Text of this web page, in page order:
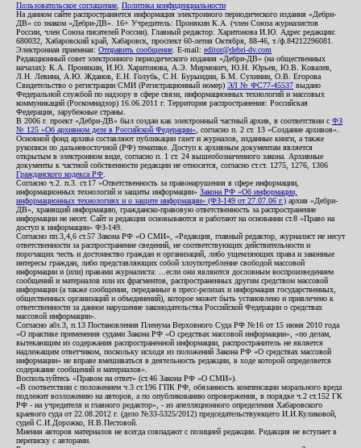
Пользовательское соглашение Политика конфиденциальности
На данном сайте распространяется информация электронного периодического издания «Дебри-
ДВ» со знаком «Дебри-ДВ». 16+ Учредитель: Пронякин К.А. (член Союза журналистов
России, член Союза писателей России). Главный редактор: Харитонова И.Ю. Адрес редакции:
680032, Хабаровский край, Хабаровск, проспект 60-летия Октября, 88-46, т./ф.84212296081.
Электронная приемная: Отправить сообщение . E-mail: editor@debri-dv.com
Редакционный совет электронного периодического издания «Дебри-ДВ» (на общественных
началах): К.А. Пронякин, И.Ю. Харитонова, А.Э. Мирмович, Ю.Н. Юрьев, Ю.В. Ковалев,
Л.Н. Левина, А.Ю. Жданов, Е.Н. Голубь, С.Н. Бурындин, Б.М. Сухинин, О.В. Егорова
Свидетельство о регистрации СМИ (Регистрационный номер) ЭЛ № ФС77-45537 выдано
Федеральной службой по надзору в сфере связи, информационных технологий и массовых
коммуникаций (Роскомнадзор) 16.06.2011 г. Территория распространения: Российская
Федерация, зарубежные страны.
В 2006 г. проект «Дебри-ДВ» был создан как электронный частный архив, в соответствии с ФЗ
№ 125 «Об архивном деле в Российской Федерации» , согласно п. 2 ст. 13 «Создание архивов».
Основной фонд архива составляют публикации газет и журналов, изданные книги, а также
рукописи по дальневосточной (РФ) тематике. Доступ к архивным документам является
открытым в электронном виде, согласно п. 1 ст. 24 вышеобозначенного закона. Архивные
документы к частной собственности редакции не относятся, согласно ст.ст. 1275, 1276, 1306
Гражданского кодекса РФ
Согласно ч.2. п.3. ст.17 «Ответственность за правонарушения в сфере информации,
информационных технологий и защиты информации» Закона РФ «Об информации,
информационных технологиях и о защите информации» (ФЗ-149 от 27.07.06 г.) архив «Дебри-
ДВ», хранящий информацию, гражданско-правовую ответственность за распространение
информации не несет. Сайт и редакция основываются и работают на основании ст.8 «Право на
доступ к информации» ФЗ-149.
Согласно пп.3,4,6 ст.57 Закона РФ «О СМИ», «Редакция, главный редактор, журналист не несут
ответственности за распространение сведений, не соответствующих действительности и
порочащих честь и достоинство граждан и организаций, либо ущемляющих права и законные
интересы граждан, либо представляющих собой злоупотребление свободой массовой
информации и (или) правами журналиста: ...если они являются дословным воспроизведением
сообщений и материалов или их фрагментов, распространенных другим средством массовой
информации (а также сообщения, переданные в пресс-релизах и информация государственных,
общественных организаций и объединений), которое может быть установлено и привлечено к
ответственности за данное нарушение законодательства Российской Федерации о средствах
массовой информации».
Согласно абз.3, п.13 Постановления Пленума Верховного Суда РФ №16 от 15 июня 2010 года
«О практике применения судами Закона РФ «О средствах массовой информации», «по делам,
вытекающим из содержания распространенной информации, распространитель не является
надлежащим ответчиком, поскольку исходя из положений Закона РФ «О средствах массовой
информации» не вправе вмешиваться в деятельность редакции, в ходе которой определяется
содержание сообщений и материалов».
Воспользуйтесь «Правом на ответ» (ст.46 Закона РФ «О СМИ»).
«В соответствии с положением ч.3 ст.196 ГПК РФ, обязанность компенсации морального вреда
подлежит возложению на авторов, а по опубликованию опровержения, в порядке ч.2 ст.152 ГК
РФ - на учредителя и главного редактор», - из апелляционного определения Хабаровского
краевого суда от 22.08.2012 г. (дело №33-5325/2012) председательствующего И.И.Куликовой,
судей С.И.Дорожко, Н.В.Пестовой.
Мнения авторов материалов не всегда совпадают с позицией редакции. Редакция не вступает в
переписку с авторами.